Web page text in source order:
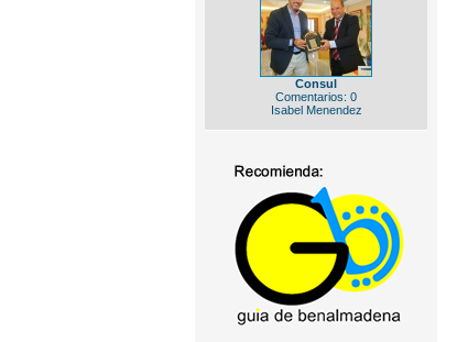
Consul
Comentarios: 0
Isabel Menendez